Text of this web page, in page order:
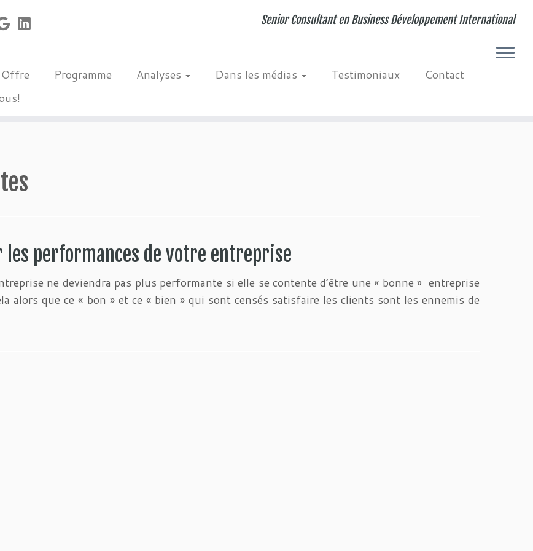
Senior Consultant en Business Développement International
Offre Programme Analyses Dans les médias Testimoniaux
Contact
performances de votre entreprise
ne deviendra pas plus performante si elle se contente d’être une « bonne » entreprise
alors que ce « bon » et ce « bien » qui sont censés satisfaire les clients sont les ennemis de